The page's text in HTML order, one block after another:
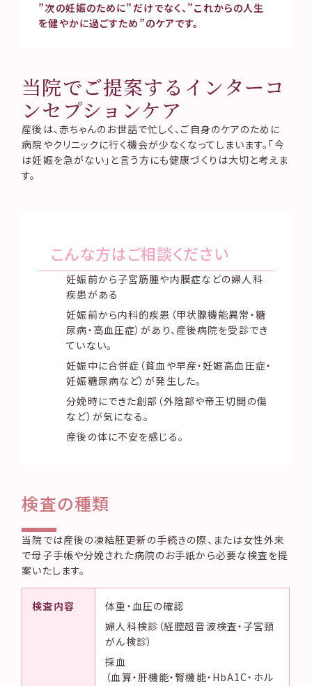
”次の妊娠のために”だけでなく、 ”これからの人生
を健やかに過ごすため”のケアです。
当院でご提案するインターコ
ンセプションケア
産後は、赤ちゃんのお世話で忙しく、ご自身のケアのために
病院やクリニックに行く機会が少なくなってしまいます。「今
は妊娠を急がない」と言う方にも健康づくりは大切と考えま
す。
こんな方はご相談ください
妊娠前から子宮筋腫や内膜症などの婦人科
疾患がある
妊娠前から内科的疾患（甲状腺機能異常・糖
尿病・高血圧症）があり、産後病院を受診でき
ていない。
妊娠中に合併症（貧血や早産・妊娠高血圧症・
妊娠糖尿病など）が発生した。
分娩時にできた創部（外陰部や帝王切開の傷
など）が気になる。
産後の体に不安を感じる。
検査の種類
当院では産後の凍結胚更新の手続きの際、または女性外来
で母子手帳や分娩された病院のお手紙から必要な検査を提
案いたします。
検査内容
体重・血圧の確認
婦人科検診（経膣超音波検査・子宮頸
がん検診）
採血
（血算・肝機能・腎機能・HbA1C・ホル